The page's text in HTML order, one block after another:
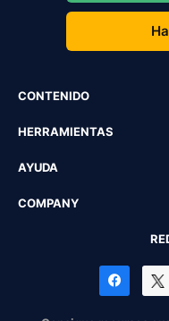
CONTENIDO
HERRAMIENTAS
AYUDA
COMPANY